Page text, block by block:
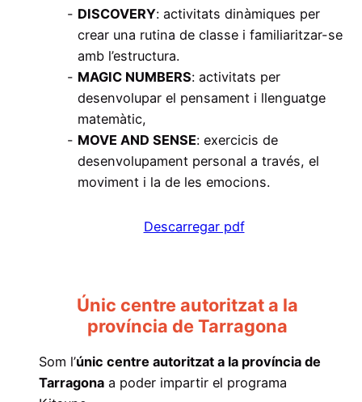
DISCOVERY: activitats dinàmiques per
crear una rutina de classe i familiaritzar-se
amb l’estructura.
MAGIC NUMBERS: activitats per
desenvolupar el pensament i llenguatge
matemàtic,
MOVE AND SENSE: exercicis de
desenvolupament personal a través, el
moviment i la de les emocions.
Descarregar pdf
Únic centre autoritzat a la
província de Tarragona
Som l’únic centre autoritzat a la província de
Tarragona a poder impartir el programa